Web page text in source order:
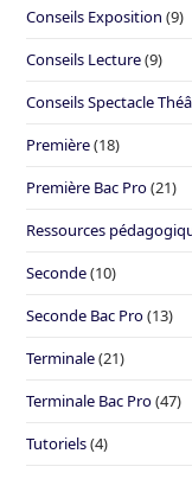
Conseils Exposition (9)
Conseils Lecture(9)
Conseils Spectacle
Première(18)
Première Bac Pro(21)
Ressources
Seconde(10)
Seconde Bac Pro(13)
Terminale(21)
Terminale Bac Pro(47)
Tutoriels(4)